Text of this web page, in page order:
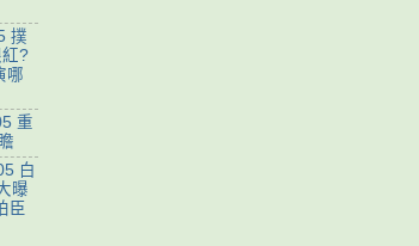
撲
?
哪
重
白
曝
臣